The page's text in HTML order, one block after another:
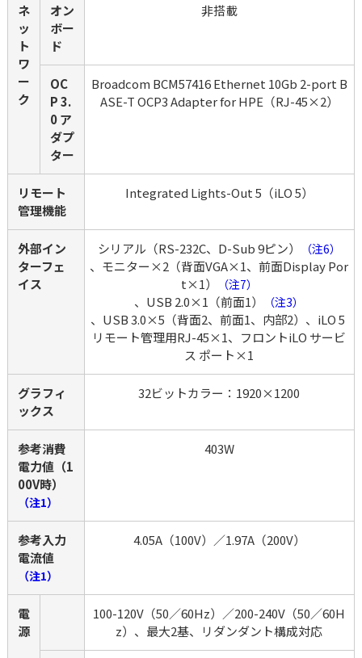
ネ
ッ
ト
ワ
ー
ク
オン
ボー
ド
非搭載
OC
P 3.
0 ア
ダプ
ター
Broadcom BCM57416 Ethernet 10Gb 2-port B
ASE-T OCP3 Adapter for HPE（RJ-45×2）
リモート
管理機能
Integrated Lights-Out 5（iLO 5）
外部イン
ターフェ
イス
シリアル（RS-232C、D-Sub 9ピン） （注6）
、モニター×2（背面VGA×1、前面Display Por
t×1）
（注7）
、USB 2.0×1（前面1） （注3）
、USB 3.0×5（背面2、前面1、内部2）、iLO 5
リモート管理用RJ-45×1、フロントiLO サービ
ス ポート×1
グラフィ
ックス
32ビットカラー：1920×1200
参考消費
電力値（1
00V時）
（注1）
403W
参考入力
電流値
（注1）
4.05A（100V）／1.97A（200V）
電
源
100-120V（50／60Hz）／200-240V（50／60H
z）、最大2基、リダンダント構成対応